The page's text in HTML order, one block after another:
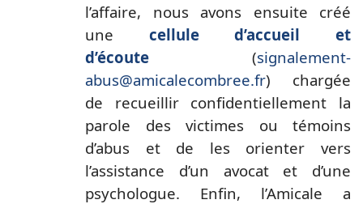
l’affaire, nous avons ensuite créé
une cellule d’accueil et
d’écoute (signalement-
abus@amicalecombree.fr) chargée
de recueillir confidentiellement la
parole des victimes ou témoins
d’abus et de les orienter vers
l’assistance d’un avocat et d’une
psychologue. Enfin, l’Amicale a